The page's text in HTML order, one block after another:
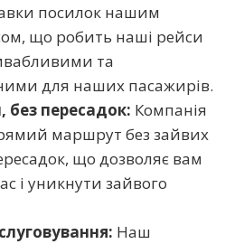
посилок нашим
що робить наші рейси
та
для наших пасажирів.
без пересадок: Компанія
маршрут без зайвих
що дозволяє вам
і уникнути зайвого
Наш